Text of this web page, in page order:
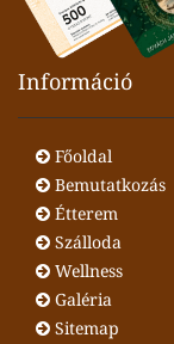
Információ
Főoldal
Bemutatkozás
Étterem
Szálloda
Wellness
Galéria
Sitemap